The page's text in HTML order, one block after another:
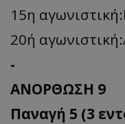
15η
20ή
-
ΑΝΟΡΘΩΣΗ 9
Παναγή 5 (3